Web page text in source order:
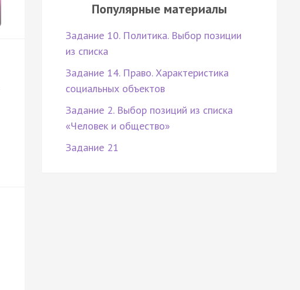
Популярные материалы
Задание 10. Политика. Выбор позиции
из списка
Задание 14. Право. Характеристика
социальных объектов
Задание 2. Выбор позиций из списка
«Человек и общество»
Задание 21